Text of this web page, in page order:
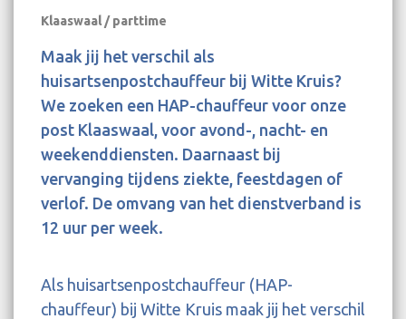
Klaaswaal / parttime
Maak jij het verschil als
huisartsenpostchauffeur bij Witte Kruis?
We zoeken een HAP-chauffeur voor onze
post Klaaswaal, voor avond-, nacht- en
weekenddiensten. Daarnaast bij
vervanging tijdens ziekte, feestdagen of
verlof. De omvang van het dienstverband is
12 uur per week.
Als huisartsenpostchauffeur (HAP-
chauffeur) bij Witte Kruis maak jij het verschil